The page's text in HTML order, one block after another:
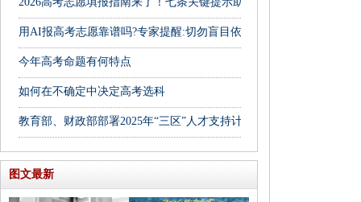
用AI报高考志愿靠谱吗?专家提醒:切勿盲目依赖
今年高考命题有何特点
如何在不确定中决定高考选科
教育部、财政部部署2025年“三区”人才支持计划教师专项计划
图文最新